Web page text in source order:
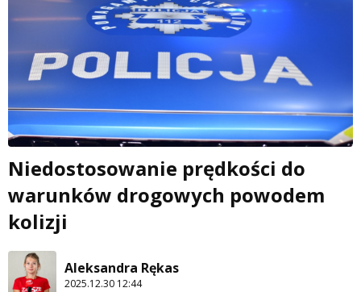
Niedostosowanie prędkości do
warunków drogowych powodem
kolizji
Aleksandra Rękas
2025.12.30 12:44